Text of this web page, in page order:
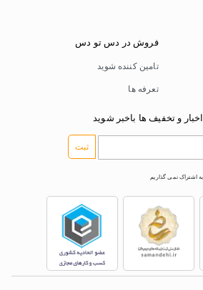
فروش در دس تو دس
تامین کننده شوید
تعرفه ها
و تخفیف ها باخبر شوید
ثبت
اشتراک نمی گذاریم